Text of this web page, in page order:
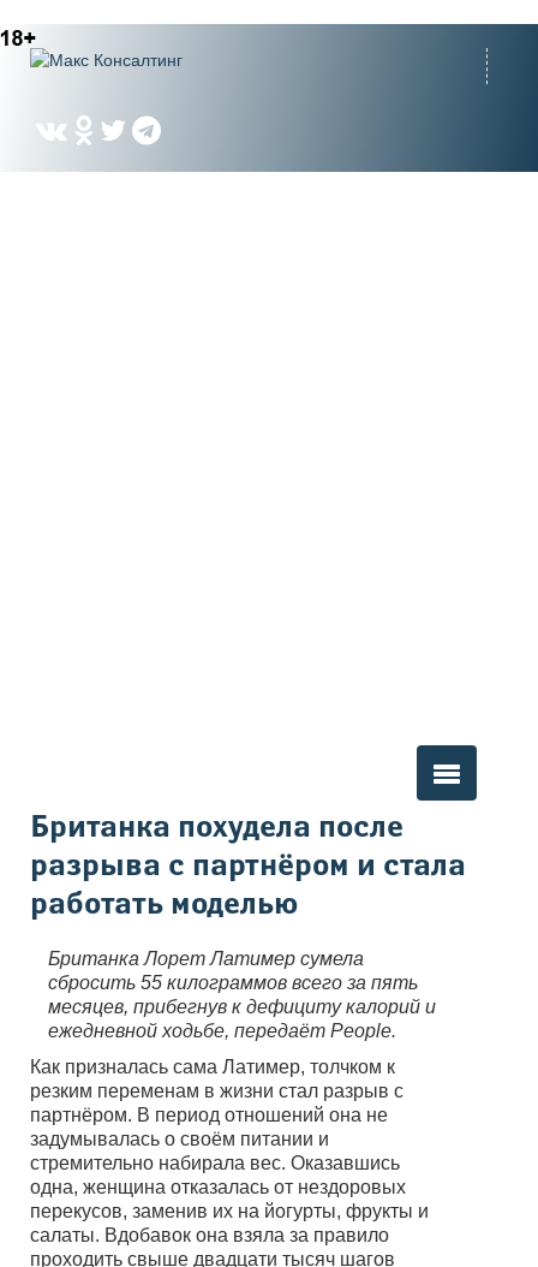
Вы здесь
Британка похудела после
разрыва с партнёром и стала
работать моделью
Британка Лорет Латимер сумела
сбросить 55 килограммов всего за пять
месяцев, прибегнув к дефициту калорий и
ежедневной ходьбе, передаёт People.
Как призналась сама Латимер, толчком к
резким переменам в жизни стал разрыв с
партнёром. В период отношений она не
задумывалась о своём питании и
стремительно набирала вес. Оказавшись
одна, женщина отказалась от нездоровых
перекусов, заменив их на йогурты, фрукты и
салаты. Вдобавок она взяла за правило
проходить свыше двадцати тысяч шагов